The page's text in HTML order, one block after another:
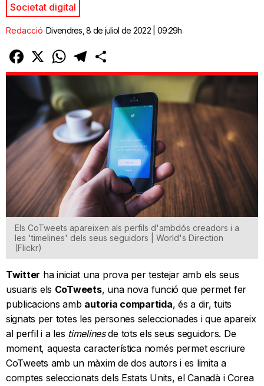
Societat digital
Redacció Divendres, 8 de juliol de 2022 | 09:29h
Facebook
X WhatsAppTelegram
Els CoTweets apareixen als perfils d'ambdós creadors i a
les 'timelines' dels seus seguidors | World's Direction
(Flickr)
Twitter ha iniciat una prova per testejar amb els seus
usuaris els CoTweets, una nova funció que permet fer
publicacions amb autoria compartida, és a dir, tuits
signats per totes les persones seleccionades i que apareix
al perfil i a les timelinesde tots els seus seguidors. De
moment, aquesta característica només permet escriure
CoTweets amb un màxim de dos autors i es limita a
comptes seleccionats dels Estats Units, el Canadà i Corea